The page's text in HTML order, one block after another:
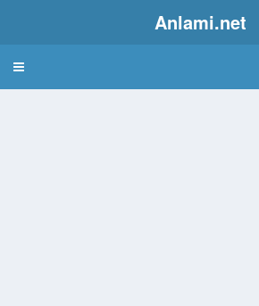
Anlami.net
Bulmaca